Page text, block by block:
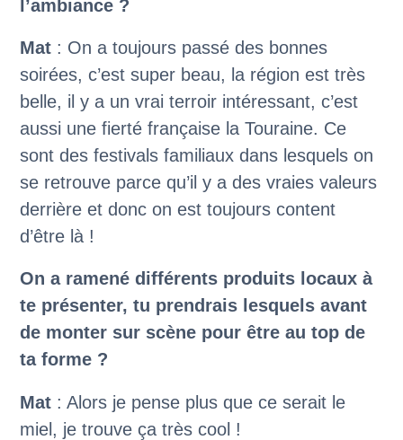
l’ambiance ?
Mat: On a toujours passé des bonnes
soirées, c’est super beau, la région est très
belle, il y a un vrai terroir intéressant, c’est
aussi une fierté française la Touraine. Ce
sont des festivals familiaux dans lesquels on
se retrouve parce qu’il y a des vraies valeurs
derrière et donc on est toujours content
d’être là !
On a ramené différents produits locaux à
te présenter, tu prendrais lesquels avant
de monter sur scène pour être au top de
ta forme ?
Mat: Alors je pense plus que ce serait le
miel, je trouve ça très cool !